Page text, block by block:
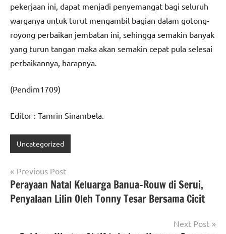
pekerjaan ini, dapat menjadi penyemangat bagi seluruh
warganya untuk turut mengambil bagian dalam gotong-
royong perbaikan jembatan ini, sehingga semakin banyak
yang turun tangan maka akan semakin cepat pula selesai
perbaikannya, harapnya.
(Pendim1709)
Editor : Tamrin Sinambela.
Uncategorized
Navigasi
pos
Previous Post
Perayaan Natal Keluarga Banua-Rouw di Serui,
Penyalaan Lilin Oleh Tonny Tesar Bersama Cicit
Next Post